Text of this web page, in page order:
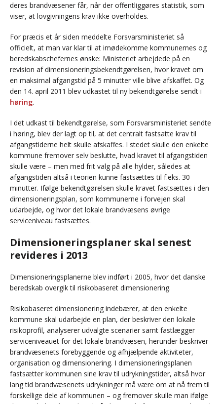
deres brandvæsener får, når der offentliggøres statistik, som
viser, at lovgivningens krav ikke overholdes.
For præcis et år siden meddelte Forsvarsministeriet så
officielt, at man var klar til at imødekomme kommunernes og
beredskabschefernes ønske: Ministeriet arbejdede på en
revision af dimensioneringsbekendtgørelsen, hvor kravet om
en maksimal afgangstid på 5 minutter ville blive afskaffet. Og
den 14. april 2011 blev udkastet til ny bekendtgørelse sendt i
høring.
I det udkast til bekendtgørelse, som Forsvarsministeriet sendte
i høring, blev der lagt op til, at det centralt fastsatte krav til
afgangstiderne helt skulle afskaffes. I stedet skulle den enkelte
kommune fremover selv beslutte, hvad kravet til afgangstiden
skulle være – men med frit valg på alle hylder, således at
afgangstiden altså i teorien kunne fastsættes til f.eks. 30
minutter. Ifølge bekendtgørelsen skulle kravet fastsættes i den
dimensioneringsplan, som kommunerne i forvejen skal
udarbejde, og hvor det lokale brandvæsens øvrige
serviceniveau fastsættes.
Dimensioneringsplaner skal senest
revideres i 2013
Dimensioneringsplanerne blev indført i 2005, hvor det danske
beredskab overgik til risikobaseret dimensionering.
Risikobaseret dimensionering indebærer, at den enkelte
kommune skal udarbejde en plan, der beskriver den lokale
risikoprofil, analyserer udvalgte scenarier samt fastlægger
serviceniveauet for det lokale brandvæsen, herunder beskriver
brandvæsenets forebyggende og afhjælpende aktiviteter,
organisation og dimensionering. I dimensioneringsplanen
fastsætter kommunen sine krav til udrykningstider, altså hvor
lang tid brandvæsenets udrykninger må være om at nå frem til
forskellige dele af kommunen – og fremover skulle man ifølge